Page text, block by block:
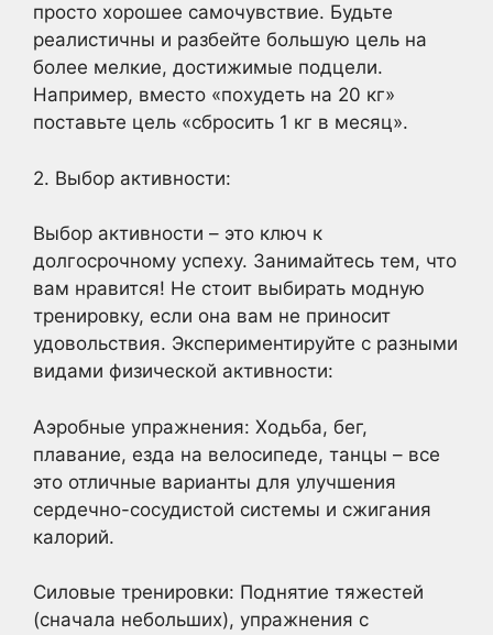
просто хорошее самочувствие. Будьте
реалистичны и разбейте большую цель на
более мелкие, достижимые подцели.
Например, вместо «похудеть на 20 кг»
поставьте цель «сбросить 1 кг в месяц».
2. Выбор активности:
Выбор активности – это ключ к
долгосрочному успеху. Занимайтесь тем, что
вам нравится! Не стоит выбирать модную
тренировку, если она вам не приносит
удовольствия. Экспериментируйте с разными
видами физической активности:
Аэробные упражнения: Ходьба, бег,
плавание, езда на велосипеде, танцы – все
это отличные варианты для улучшения
сердечно-сосудистой системы и сжигания
калорий.
Силовые тренировки: Поднятие тяжестей
(сначала небольших), упражнения с